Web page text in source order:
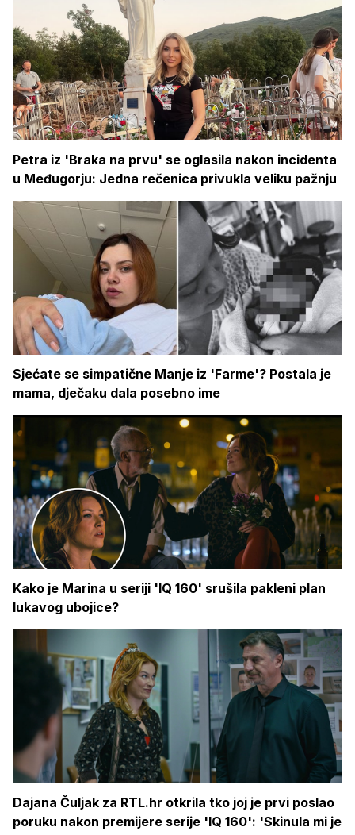
Petra iz 'Braka na prvu' se oglasila nakon incidenta
u Međugorju: Jedna rečenica privukla veliku pažnju
Sjećate se simpatične Manje iz 'Farme'? Postala je
mama, dječaku dala posebno ime
Kako je Marina u seriji 'IQ 160' srušila pakleni plan
lukavog ubojice?
Dajana Čuljak za RTL.hr otkrila tko joj je prvi poslao
poruku nakon premijere serije 'IQ 160': 'Skinula mi je